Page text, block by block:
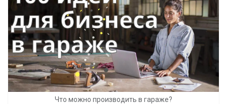
Что можно производить в гараже?